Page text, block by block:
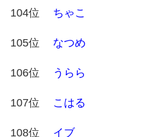
104位 ちゃこ
105位 なつめ
106位 うらら
107位 こはる
108位 イブ